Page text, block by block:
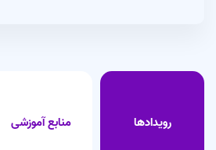
پژوهش
رویدادها منابع آموزشی